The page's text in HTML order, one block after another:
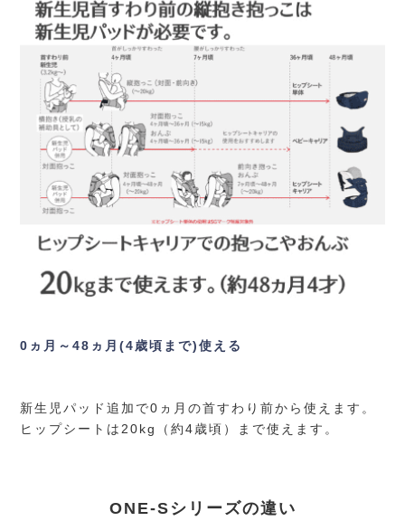
0ヵ月～48ヵ月(4歳頃まで)使える
新生児パッド追加で0ヵ月の首すわり前から使えます。
ヒップシートは20kg（約4歳頃）まで使えます。
ONE-Sシリーズの違い